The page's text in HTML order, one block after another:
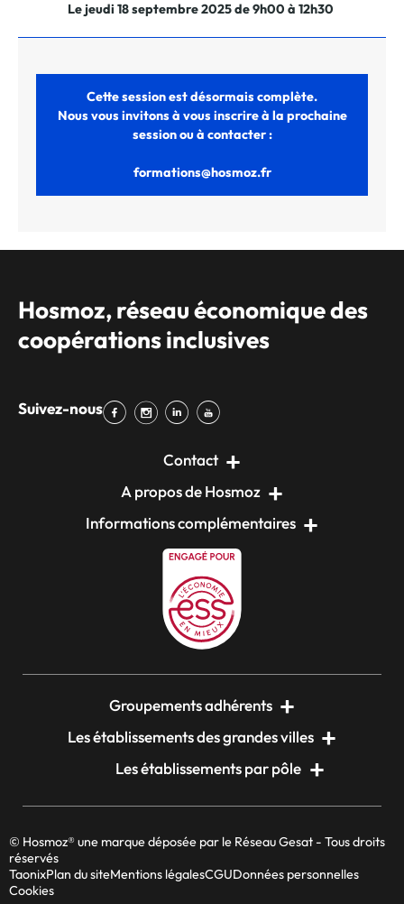
Le jeudi 18 septembre 2025 de 9h00 à 12h30
Cette session est désormais complète.
Nous vous invitons à vous inscrire à la prochaine
session ou à contacter :
formations@hosmoz.fr
Hosmoz, réseau économique des
coopérations inclusives
Suivez-nous
Contact
A propos de Hosmoz
Informations complémentaires
Groupements adhérents
Les établissements des grandes villes
Les établissements par pôle
© Hosmoz® une marque déposée par le Réseau Gesat - Tous droits
réservés
TaonixPlan du siteMentions légalesCGUDonnées personnelles
Cookies